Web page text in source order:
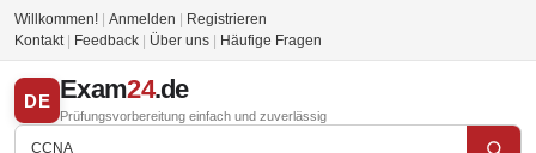
Willkommen! Anmelden
Registrieren
Kontakt
Feedback Über uns Häufige Fragen
DE Exam24.de
Prüfungsvorbereitung einfach und zuverlässig